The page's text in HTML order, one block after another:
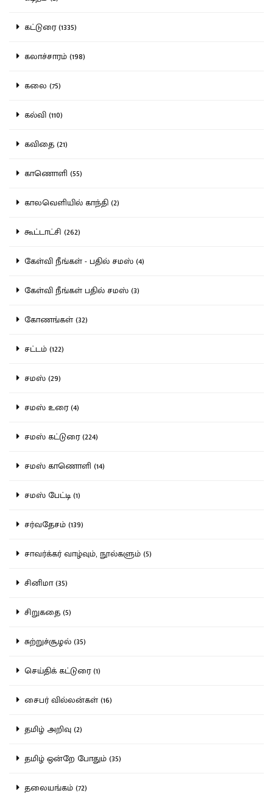
கட்டுரை (1335)
கலாச்சாரம் (198)
கலை (75)
கல்வி (110)
கவிதை (21)
காணொளி (55)
காலவெளியில் காந்தி (2)
கூட்டாட்சி (262)
கேள்வி நீங்கள் - பதில் சமஸ் (4)
கேள்வி நீங்கள் பதில் சமஸ் (3)
கோணங்கள் (32)
சட்டம் (122)
சமஸ் (29)
சமஸ் உரை (4)
சமஸ் கட்டுரை (224)
சமஸ் காணொளி (14)
சமஸ் பேட்டி (1)
சர்வதேசம் (139)
சாவர்க்கர் வாழ்வும், நூல்களும் (5)
சினிமா (35)
சிறுகதை (5)
சுற்றுச்சூழல் (35)
செய்திக் கட்டுரை (1)
சைபர் வில்லன்கள் (16)
தமிழ் அறிவு (2)
தமிழ் ஒன்றே போதும் (35)
தலையங்கம் (72)